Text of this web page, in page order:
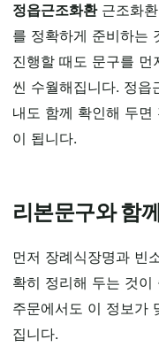
정읍근조화환근조화환
를 정확하게 준비하는
진행할 때도 문구를
씬 수월해집니다. 정읍
내도 함께 확인해 두
이 됩니다.
리본문구와 함
먼저 장례식장명과 빈
확히 정리해 두는 것
주문에서도 이 정보가
집니다.